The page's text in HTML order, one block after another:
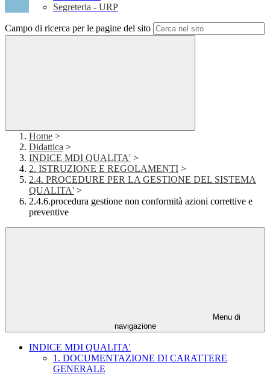
Segreteria - URP
Campo di ricerca per le pagine del sito
Home >
Didattica >
INDICE MDI QUALITA' >
2. ISTRUZIONE E REGOLAMENTI >
2.4. PROCEDURE PER LA GESTIONE DEL SISTEMA
QUALITA' >
2.4.6.procedura gestione non conformità azioni correttive e
preventive
Menu di
navigazione
INDICE MDI QUALITA'
1. DOCUMENTAZIONE DI CARATTERE
GENERALE